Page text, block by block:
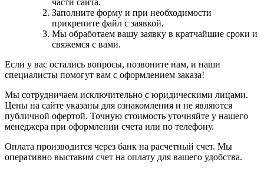
части сайта.
Заполните форму и при необходимости
прикрепите файл с заявкой.
Мы обработаем вашу заявку в кратчайшие сроки и
свяжемся с вами.
Если у вас остались вопросы, позвоните нам, и наши
специалисты помогут вам с оформлением заказа!
Мы сотрудничаем исключительно с юридическими лицами.
Цены на сайте указаны для ознакомления и не являются
публичной офертой. Точную стоимость уточняйте у нашего
менеджера при оформлении счета или по телефону.
Оплата производится через банк на расчетный счет. Мы
оперативно выставим счет на оплату для вашего удобства.